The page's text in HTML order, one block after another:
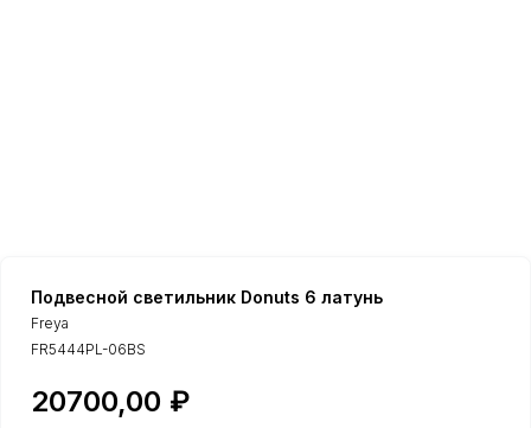
Подвесной светильник Donuts 6 латунь
Freya
FR5444PL-06BS
20700,00 ₽